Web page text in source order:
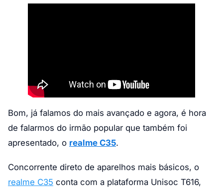
Bom, já falamos do mais avançado e agora, é hora
de falarmos do irmão popular que também foi
apresentado, o realme C35.
Concorrente direto de aparelhos mais básicos, o
realme C35 conta com a plataforma Unisoc T616,